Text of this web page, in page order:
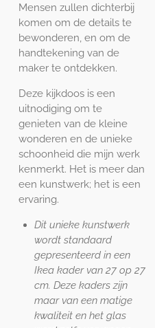
Mensen zullen dichterbij
komen om de details te
bewonderen, en om de
handtekening van de
maker te ontdekken.
Deze kijkdoos is een
uitnodiging om te
genieten van de kleine
wonderen en de unieke
schoonheid die mijn werk
kenmerkt. Het is meer dan
een kunstwerk; het is een
ervaring.
Dit unieke kunstwerk
wordt standaard
gepresenteerd in een
Ikea kader van 27 op 27
cm. Deze kaders zijn
maar van een matige
kwaliteit en het glas